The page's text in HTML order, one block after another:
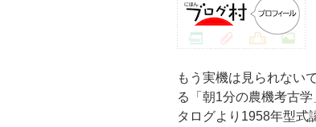
もう実機は見られない
る「朝1分の農機考古
タログより1958年型式